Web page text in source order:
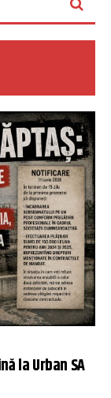
la Urban SA